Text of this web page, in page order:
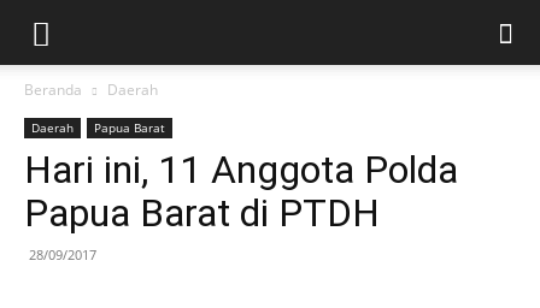
Beranda Daerah
Daerah Papua Barat
Hari ini, 11 Anggota Polda
Papua Barat di PTDH
28/09/2017